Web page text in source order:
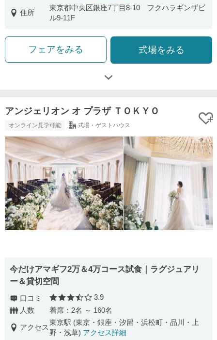
住所
東京都中央区銀座7丁目8-10 フクハラギンザビ
ル9-11F
フェアをみる 式場をみる
アンジェリオン オ プラザ ＴＯＫＹＯ
オンライン見学可能 式場・ゲストハウス
今だけアマギフ2万＆4万コース試食｜ラグジュアリ
ー＆貸切空間
口コミ 口コミ評価
3.9
人数
着席：2名 ～ 160名
アクセス
東京駅 (東京・銀座・汐留・浜松町・品川・上
野・浅草) アクセス詳細